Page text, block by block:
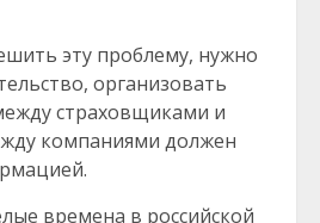
эту проблему, нужно
организовать
страховщиками и
компаниями должен
времена в российской